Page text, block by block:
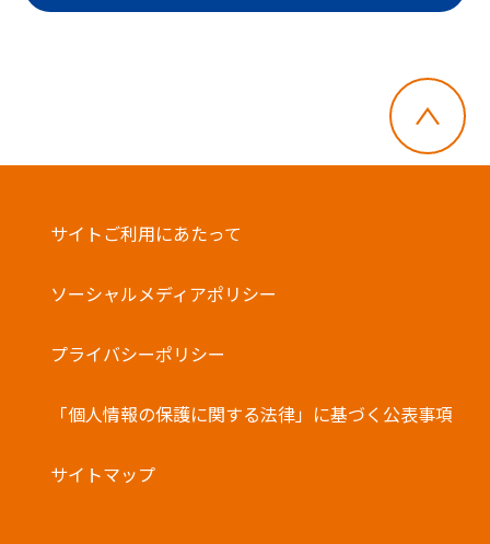
サイトご利用にあたって
ソーシャルメディアポリシー
プライバシーポリシー
「個人情報の保護に関する法律」に基づく公表事項
サイトマップ